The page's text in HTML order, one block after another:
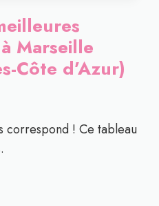
Marseille
Côte d’Azur)
correspond ! Ce tableau